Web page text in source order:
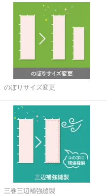
のぼりサイズ変更
三巻三辺補強縫製